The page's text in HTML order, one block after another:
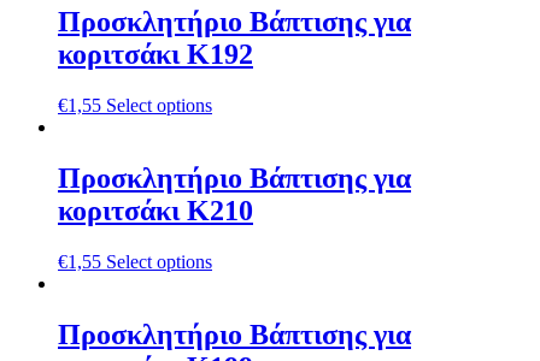
Προσκλητήριο Βάπτισης για
κοριτσάκι Κ192
€1,55 Select options
Προσκλητήριο Βάπτισης για
κοριτσάκι Κ210
€1,55 Select options
Προσκλητήριο Βάπτισης για